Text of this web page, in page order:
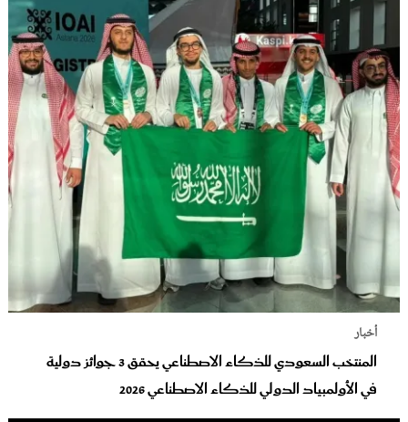
أخبار
المنتخب السعودي للذكاء الاصطناعي يحقق 3 جوائز دولية
في الأولمبياد الدولي للذكاء الاصطناعي 2026